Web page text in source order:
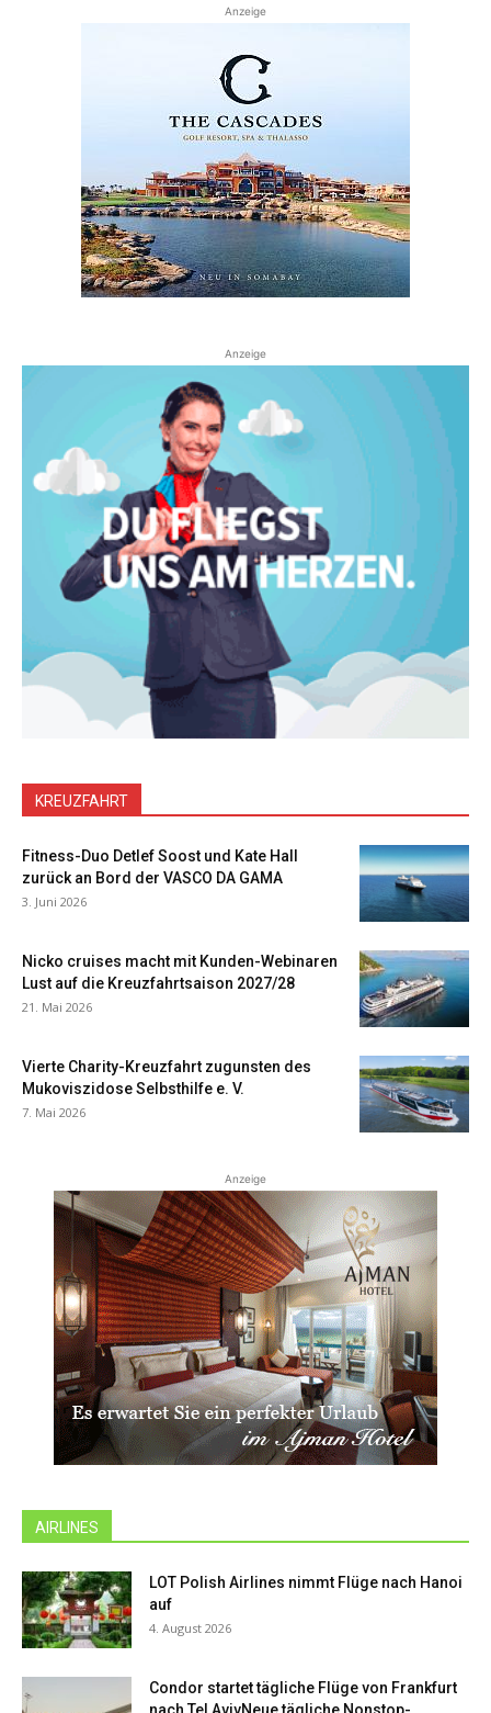
Anzeige
Anzeige
KREUZFAHRT
Fitness-Duo Detlef Soost und Kate Hall
zurück an Bord der VASCO DA GAMA
3. Juni 2026
Nicko cruises macht mit Kunden-Webinaren
Lust auf die Kreuzfahrtsaison 2027/28
21. Mai 2026
Vierte Charity-Kreuzfahrt zugunsten des
Mukoviszidose Selbsthilfe e. V.
7. Mai 2026
Anzeige
AIRLINES
LOT Polish Airlines nimmt Flüge nach Hanoi
auf
4. August 2026
Condor startet tägliche Flüge von Frankfurt
nach Tel AvivNeue tägliche Nonstop-